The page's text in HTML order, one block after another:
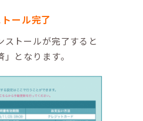
ール完了
ストールが完了すると
」となります。